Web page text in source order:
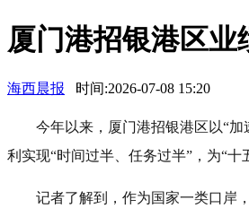
厦门港招银港区业
海西晨报 时间:2026-07-08 15:20
今年以来，厦门港招银港区以“
利实现“时间过半、任务过半”，为“十
记者了解到，作为国家一类口岸